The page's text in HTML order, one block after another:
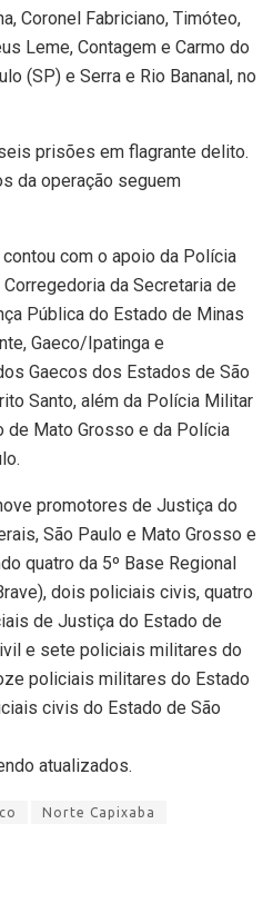
Coronel Fabriciano, Timóteo,
Leme, Contagem e Carmo do
(SP) e Serra e Rio Bananal, no
prisões em flagrante delito.
da operação seguem
com o apoio da Polícia
da Secretaria de
Pública do Estado de Minas
Gaeco/Ipatinga e
Gaecos dos Estados de São
Santo, além da Polícia Militar
de Mato Grosso e da Polícia
promotores de Justiça do
São Paulo e Mato Grosso e
quatro da 5º Base Regional
dois policiais civis, quatro
de Justiça do Estado de
e sete policiais militares do
policiais militares do Estado
civis do Estado de São
atualizados.
Norte Capixaba